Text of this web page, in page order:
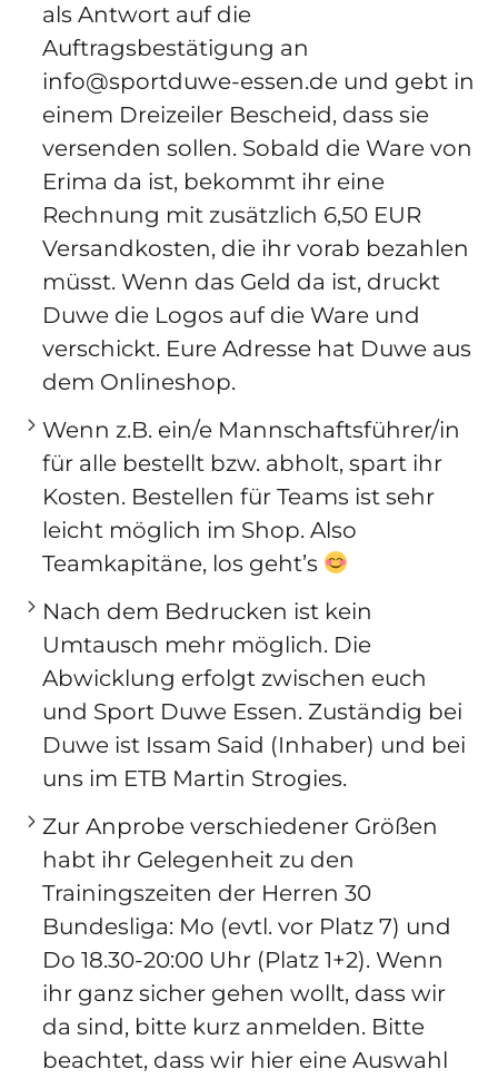
als Antwort auf die
Auftragsbestätigung an
info@sportduwe-essen.de und gebt in
einem Dreizeiler Bescheid, dass sie
versenden sollen. Sobald die Ware von
Erima da ist, bekommt ihr eine
Rechnung mit zusätzlich 6,50 EUR
Versandkosten, die ihr vorab bezahlen
müsst. Wenn das Geld da ist, druckt
Duwe die Logos auf die Ware und
verschickt. Eure Adresse hat Duwe aus
dem Onlineshop.
Wenn z.B. ein/e Mannschaftsführer/in
für alle bestellt bzw. abholt, spart ihr
Kosten. Bestellen für Teams ist sehr
leicht möglich im Shop. Also
Teamkapitäne, los geht’s
Nach dem Bedrucken ist kein
Umtausch mehr möglich. Die
Abwicklung erfolgt zwischen euch
und Sport Duwe Essen. Zuständig bei
Duwe ist Issam Said (Inhaber) und bei
uns im ETB Martin Strogies.
Zur Anprobe verschiedener Größen
habt ihr Gelegenheit zu den
Trainingszeiten der Herren 30
Bundesliga: Mo (evtl. vor Platz 7) und
Do 18.30-20:00 Uhr (Platz 1+2). Wenn
ihr ganz sicher gehen wollt, dass wir
da sind, bitte kurz anmelden. Bitte
beachtet, dass wir hier eine Auswahl